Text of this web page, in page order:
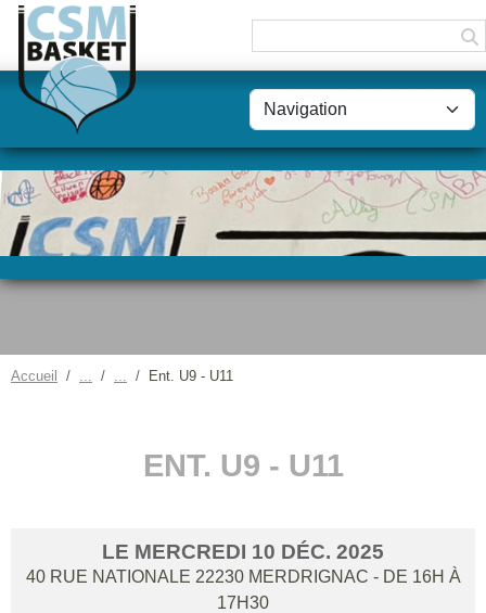
Accueil Ent. U9 - U11
ENT. U9 - U11
LE MERCREDI 10 DÉC. 2025
40 RUE NATIONALE 22230 MERDRIGNAC - DE 16H À
17H30
Panneau de gestion des cookies